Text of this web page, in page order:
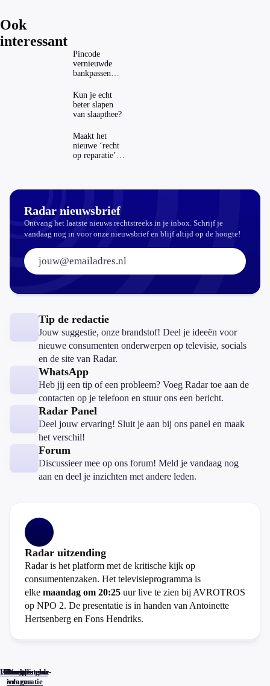
Ook
interessant
Pincode
vernieuwde
bankpassen
ING-app: is dat
wel veilig?
Kun je echt
beter slapen
van slaapthee?
Maakt het
nieuwe ‘recht
op reparatie’
Radar nieuwsbrief
Ontvang het laatste nieuws rechtstreeks in je inbox. Schrijf je
vandaag nog in voor onze nieuwsbrief en blijf altijd op de hoogte!
E-mailadres:
Tip de redactie
Jouw suggestie, onze brandstof! Deel je ideeën voor
nieuwe consumenten onderwerpen op televisie, socials
en de site van Radar.
WhatsApp
Heb jij een tip of een probleem? Voeg Radar toe aan de
contacten op je telefoon en stuur ons een bericht.
Radar Panel
Deel jouw ervaring! Sluit je aan bij ons panel en maak
het verschil!
Forum
Discussieer mee op ons forum! Meld je vandaag nog
aan en deel je inzichten met andere leden.
Radar uitzending
Radar is het platform met de kritische kijk op
consumentenzaken. Het televisieprogramma is
elke maandag om 20:25 uur live te zien bij AVROTROS
op NPO 2. De presentatie is in handen van Antoinette
Hertsenberg en Fons Hendriks.
Home
Actueel
Uitzendingen
Reacties
Programma-
informatie
Veelgestelde
vragen